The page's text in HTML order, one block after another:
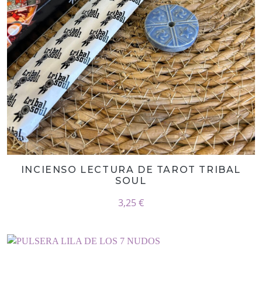
INCIENSO LECTURA DE TAROT TRIBAL
SOUL
3,25 €